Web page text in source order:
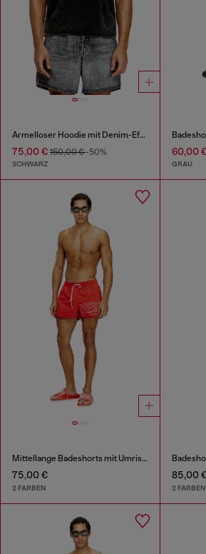
Ärmelloser Hoodie mit Denim-Effekt
75,00 € 150,00 €-50%
SCHWARZ
60,00
GRAU
Mittellange Badeshorts mit Umriss-Logo
75,00 €
2 FARBEN
85,00
2 FARBEN